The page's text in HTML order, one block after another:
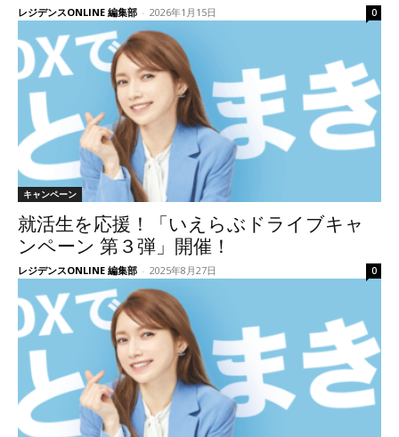
レジデンスONLINE 編集部 - 2026年1月15日 0
キャンペーン
就活生を応援！「いえらぶドライブキャ
ンペーン 第３弾」開催！
レジデンスONLINE 編集部 - 2025年8月27日 0